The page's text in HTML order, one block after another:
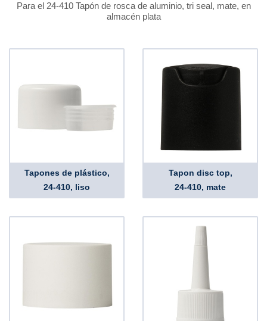
Para el 24-410 Tapón de rosca de aluminio, tri seal, mate, en
almacén plata
Tapones de plástico,
24-410, liso
Tapon disc top,
24-410, mate